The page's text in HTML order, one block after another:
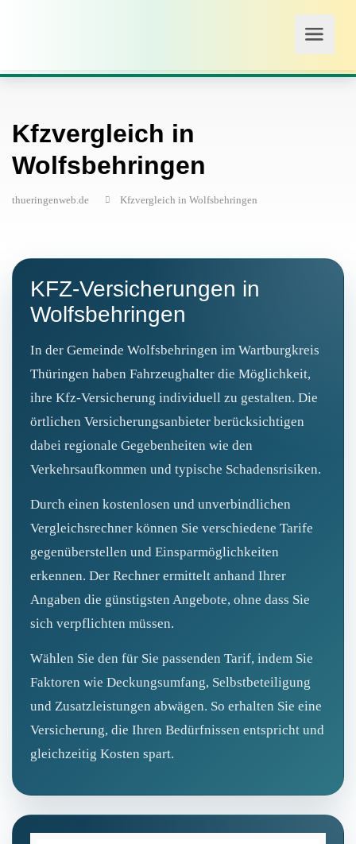
Kfzvergleich in
Wolfsbehringen
thueringenweb.de Kfzvergleich in Wolfsbehringen
KFZ-Versicherungen in
Wolfsbehringen
In der Gemeinde Wolfsbehringen im Wartburgkreis
Thüringen haben Fahrzeughalter die Möglichkeit,
ihre Kfz‑Versicherung individuell zu gestalten. Die
örtlichen Versicherungsanbieter berücksichtigen
dabei regionale Gegebenheiten wie den
Verkehrsaufkommen und typische Schadensrisiken.
Durch einen kostenlosen und unverbindlichen
Vergleichsrechner können Sie verschiedene Tarife
gegenüberstellen und Einsparmöglichkeiten
erkennen. Der Rechner ermittelt anhand Ihrer
Angaben die günstigsten Angebote, ohne dass Sie
sich verpflichten müssen.
Wählen Sie den für Sie passenden Tarif, indem Sie
Faktoren wie Deckungsumfang, Selbstbeteiligung
und Zusatzleistungen abwägen. So erhalten Sie eine
Versicherung, die Ihren Bedürfnissen entspricht und
gleichzeitig Kosten spart.